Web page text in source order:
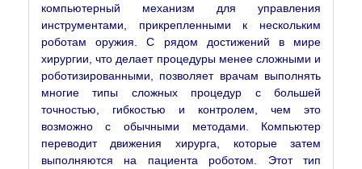
компьютерный механизм для управления
инструментами, прикрепленными к нескольким
роботам оружия. С рядом достижений в мире
хирургии, что делает процедуры менее сложными и
роботизированными, позволяет врачам выполнять
многие типы сложных процедур с большей
точностью, гибкостью и контролем, чем это
возможно с обычными методами. Компьютер
переводит движения хирурга, которые затем
выполняются на пациента роботом. Этот тип